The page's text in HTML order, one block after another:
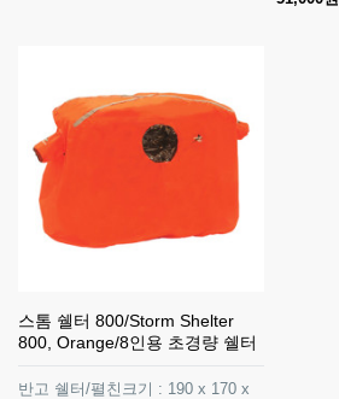
스톰 쉘터 800/Storm Shelter
800, Orange/8인용 초경량 쉘터
반고 쉘터/펼친크기 : 190 x 170 x